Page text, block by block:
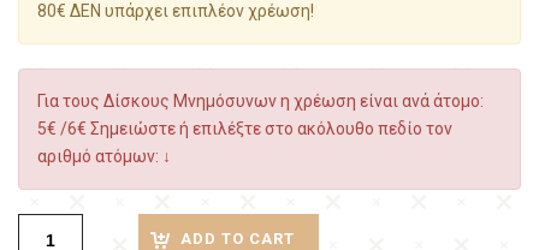
80€ ΔΕΝ υπάρχει επιπλέον χρέωση!
Για τους Δίσκους Μνημόσυνων η χρέωση είναι ανά άτομο:
5€ /6€ Σημειώστε ή επιλέξτε στο ακόλουθο πεδίο τον
αριθμό ατόμων: ↓
ADD TO CART